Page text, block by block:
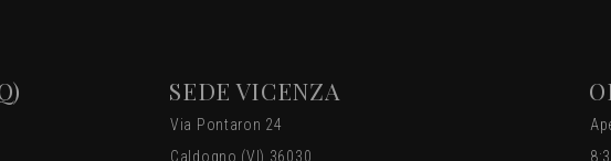
SEDE VICENZA
Via Pontaron 24
Caldogno (VI) 36030